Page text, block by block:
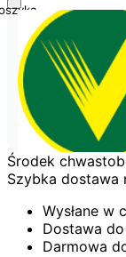
Środek
Szybka dostawa
Wysłane w
Dostawa
Darmowa